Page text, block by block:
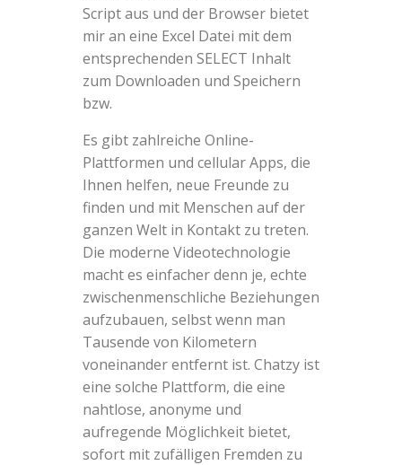
Script aus und der Browser bietet
mir an eine Excel Datei mit dem
entsprechenden SELECT Inhalt
zum Downloaden und Speichern
bzw.
Es gibt zahlreiche Online-
Plattformen und cellular Apps, die
Ihnen helfen, neue Freunde zu
finden und mit Menschen auf der
ganzen Welt in Kontakt zu treten.
Die moderne Videotechnologie
macht es einfacher denn je, echte
zwischenmenschliche Beziehungen
aufzubauen, selbst wenn man
Tausende von Kilometern
voneinander entfernt ist. Chatzy ist
eine solche Plattform, die eine
nahtlose, anonyme und
aufregende Möglichkeit bietet,
sofort mit zufälligen Fremden zu